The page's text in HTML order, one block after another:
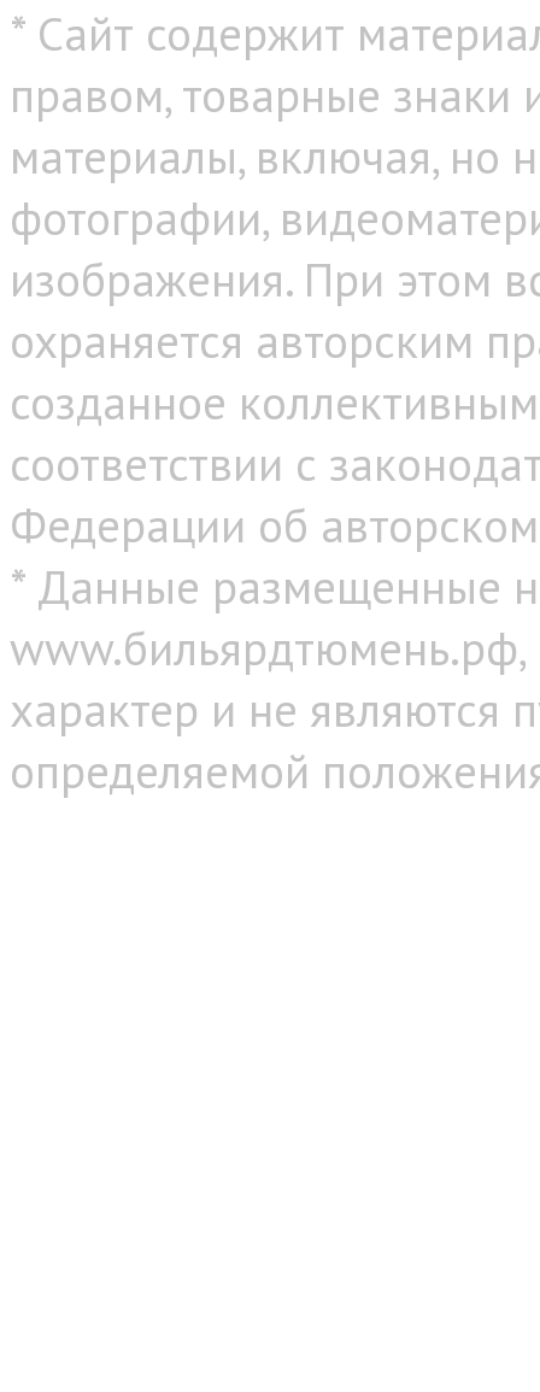
* Сайт содержит
правом, товарные
материалы, включая, но
фотографии,
изображения. При этом
охраняется авторским
созданное
соответствии с
Федерации об
* Данные размещенные
характер и не являются
определяемой